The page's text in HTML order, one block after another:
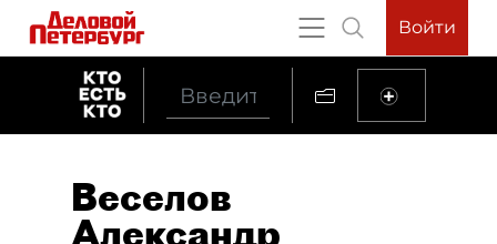
Войти
Веселов
Александр